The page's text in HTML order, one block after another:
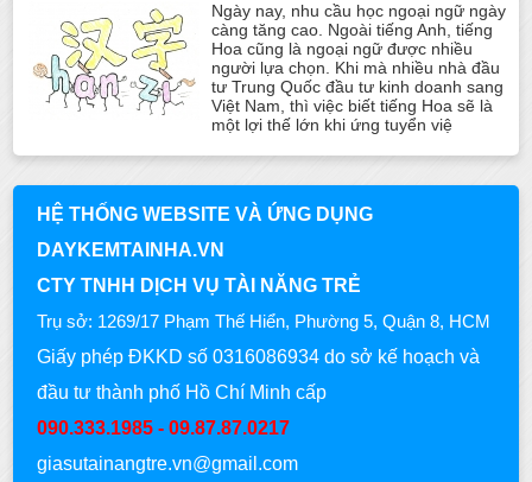
Ngày nay, nhu cầu học ngoại ngữ ngày
càng tăng cao. Ngoài tiếng Anh, tiếng
Hoa cũng là ngoại ngữ được nhiều
người lựa chọn. Khi mà nhiều nhà đầu
tư Trung Quốc đầu tư kinh doanh sang
Việt Nam, thì việc biết tiếng Hoa sẽ là
một lợi thế lớn khi ứng tuyển việ
HỆ THỐNG WEBSITE VÀ ỨNG DỤNG
DAYKEMTAINHA.VN
CTY TNHH DỊCH VỤ TÀI NĂNG TRẺ
Trụ sở: 1269/17 Phạm Thế Hiển, Phường 5, Quận 8, HCM
Giấy phép ĐKKD số 0316086934 do sở kế hoạch và
đầu tư thành phố Hồ Chí Minh cấp
090.333.1985 - 09.87.87.0217
giasutainangtre.vn@gmail.com